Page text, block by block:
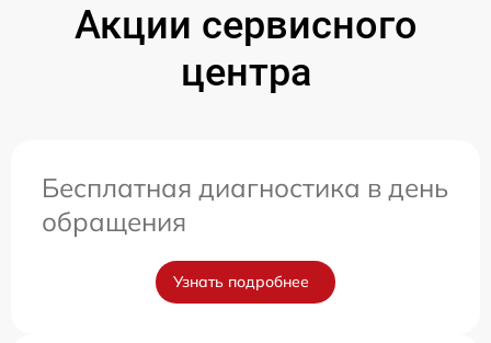
Акции сервисного
центра
Бесплатная диагностика в день
обращения
Узнать подробнее